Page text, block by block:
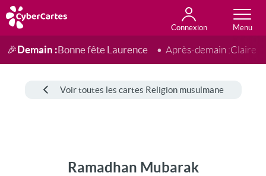
Connexion
Anniversaire
Fête du jour
Amour
Amitié
Merci
Toutes les cartes
🎉Demain :Bonne fête Laurence Après-demain :Claire
Voir toutes les cartes Religion musulmane
Ramadhan Mubarak